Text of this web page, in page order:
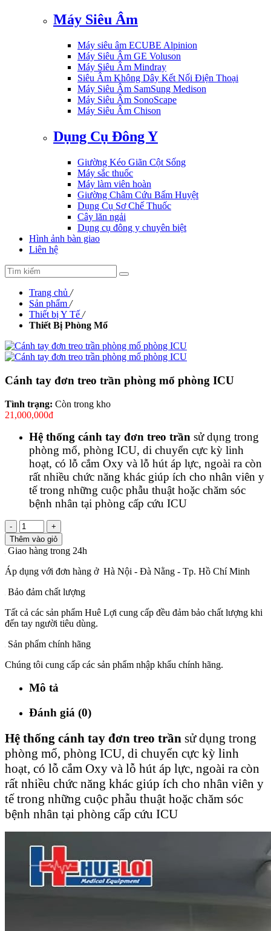
Máy Siêu Âm
Máy siêu âm ECUBE Alpinion
Máy Siêu Âm GE Voluson
Máy Siêu Âm Mindray
Siêu Âm Không Dây Kết Nối Điện Thoại
Máy Siêu Âm SamSung Medison
Máy Siêu Âm SonoScape
Máy Siêu Âm Chison
Dụng Cụ Đông Y
Giường Kéo Giãn Cột Sống
Máy sắc thuốc
Máy làm viên hoàn
Giường Châm Cứu Bấm Huyệt
Dụng Cụ Sơ Chế Thuốc
Cây lăn ngải
Dụng cụ đông y chuyên biệt
Hình ảnh bàn giao
Liên hệ
Trang chủ /
Sản phẩm /
Thiết bị Y Tế /
Thiết Bị Phòng Mổ
Cánh tay đơn treo trần phòng mổ phòng ICU
Tình trạng: Còn trong kho
21,000,000đ
Hệ thống cánh tay đơn treo trần sử dụng trong
phòng mổ, phòng ICU, di chuyển cực kỳ linh
hoạt, có lỗ cắm Oxy và lỗ hút áp lực, ngoài ra còn
rất nhiều chức năng khác giúp ích cho nhân viên y
tế trong những cuộc phẫu thuật hoặc chăm sóc
bệnh nhân tại phòng cấp cứu ICU
-
+
Thêm vào giỏ
Giao hàng trong 24h
Áp dụng với đơn hàng ở Hà Nội - Đà Nằng - Tp. Hồ Chí Minh
Bảo đảm chất lượng
Tất cả các sản phẩm Huê Lợi cung cấp đều đảm bảo chất lượng khi
đến tay người tiêu dùng.
Sản phẩm chính hãng
Chúng tôi cung cấp các sản phẩm nhập khẩu chính hãng.
Mô tả
Đánh giá (0)
Hệ thống cánh tay đơn treo trần sử dụng trong
phòng mổ, phòng ICU, di chuyển cực kỳ linh
hoạt, có lỗ cắm Oxy và lỗ hút áp lực, ngoài ra còn
rất nhiều chức năng khác giúp ích cho nhân viên y
tế trong những cuộc phẫu thuật hoặc chăm sóc
bệnh nhân tại phòng cấp cứu ICU